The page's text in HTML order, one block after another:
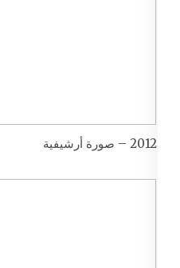
2012 – صورة أرشيفية